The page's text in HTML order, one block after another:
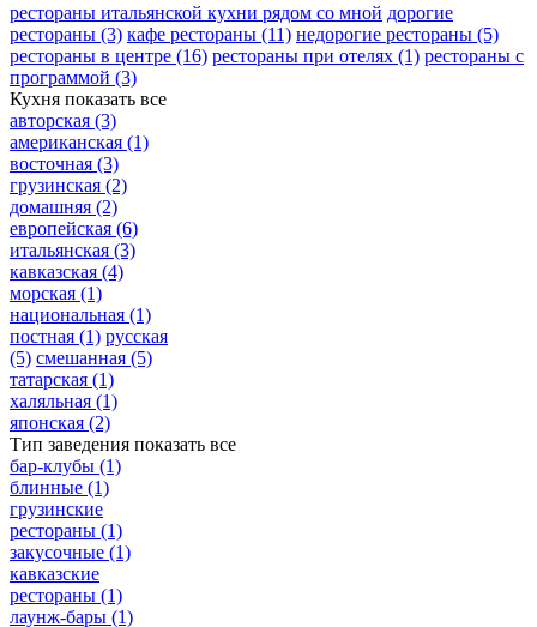
рестораны итальянской кухни рядом со мной дорогие
рестораны (3) кафе рестораны (11) недорогие рестораны (5)
рестораны в центре (16) рестораны при отелях (1) рестораны с
программой (3)
Кухня показать все
авторская (3)
американская (1)
восточная (3)
грузинская (2)
домашняя (2)
европейская (6)
итальянская (3)
кавказская (4)
морская (1)
национальная (1)
постная (1) русская
(5) смешанная (5)
татарская (1)
халяльная (1)
японская (2)
Тип заведения показать все
бар-клубы (1)
блинные (1)
грузинские
рестораны (1)
закусочные (1)
кавказские
рестораны (1)
лаунж-бары (1)